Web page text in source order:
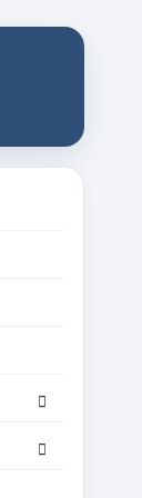
дочернее
дочернее